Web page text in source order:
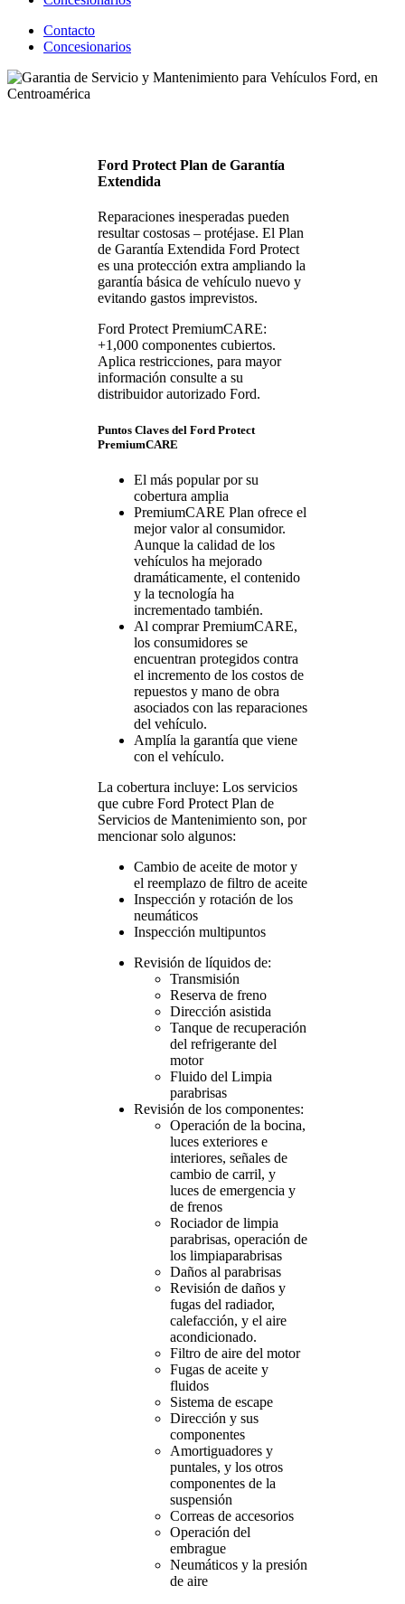
Contacto
Concesionarios
Ford Protect Plan de Garantía
Extendida
Reparaciones inesperadas pueden
resultar costosas – protéjase. El Plan
de Garantía Extendida Ford Protect
es una protección extra ampliando la
garantía básica de vehículo nuevo y
evitando gastos imprevistos.
Ford Protect PremiumCARE:
+1,000 componentes cubiertos.
Aplica restricciones, para mayor
información consulte a su
distribuidor autorizado Ford.
Puntos Claves del Ford Protect
PremiumCARE
El más popular por su
cobertura amplia
PremiumCARE Plan ofrece el
mejor valor al consumidor.
Aunque la calidad de los
vehículos ha mejorado
dramáticamente, el contenido
y la tecnología ha
incrementado también.
Al comprar PremiumCARE,
los consumidores se
encuentran protegidos contra
el incremento de los costos de
repuestos y mano de obra
asociados con las reparaciones
del vehículo.
Amplía la garantía que viene
con el vehículo.
La cobertura incluye: Los servicios
que cubre Ford Protect Plan de
Servicios de Mantenimiento son, por
mencionar solo algunos:
Cambio de aceite de motor y
el reemplazo de filtro de aceite
Inspección y rotación de los
neumáticos
Inspección multipuntos
Revisión de líquidos de:
Transmisión
Reserva de freno
Dirección asistida
Tanque de recuperación
del refrigerante del
motor
Fluido del Limpia
parabrisas
Revisión de los componentes:
Operación de la bocina,
luces exteriores e
interiores, señales de
cambio de carril, y
luces de emergencia y
de frenos
Rociador de limpia
parabrisas, operación de
los limpiaparabrisas
Daños al parabrisas
Revisión de daños y
fugas del radiador,
calefacción, y el aire
acondicionado.
Filtro de aire del motor
Fugas de aceite y
fluidos
Sistema de escape
Dirección y sus
componentes
Amortiguadores y
puntales, y los otros
componentes de la
suspensión
Correas de accesorios
Operación del
embrague
Neumáticos y la presión
de aire